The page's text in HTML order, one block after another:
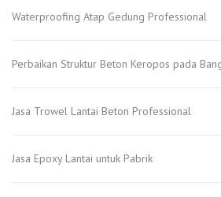
Waterproofing Atap Gedung Professional
Perbaikan Struktur Beton Keropos pada
Jasa Trowel Lantai Beton Professional
Jasa Epoxy Lantai untuk Pabrik